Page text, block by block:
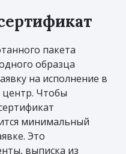
пакета
образца
на исполнение в
Чтобы
минимальный
Это
выписка из